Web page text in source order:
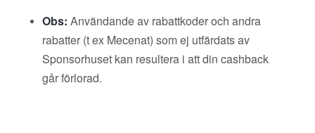
Obs: Användande av rabattkoder och andra
rabatter (t ex Mecenat) som ej utfärdats av
Sponsorhuset kan resultera i att din cashback
går förlorad.